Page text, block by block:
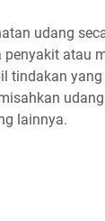
udang
atau
tindakan
lainnya.